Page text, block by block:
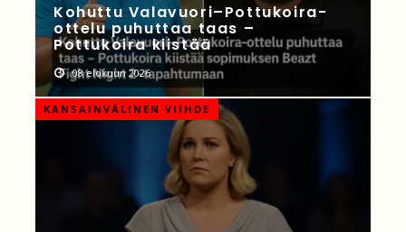
Kohuttu Valavuori–Pottukoira-
ottelu puhuttaa taas –
Pottukoira kiistää
08 elokuun 2026
KANSAINVÄLINEN VIIHDE